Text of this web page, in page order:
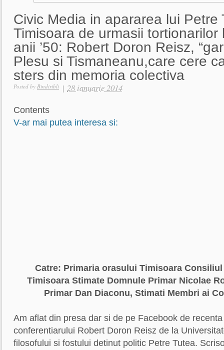
Civic Media in apararea lui Petre
Timisoara de urmasii tortionarilor
anii ’50: Robert Doron Reisz,
Plesu si Tismaneanu,care cere
sters din memoria colectiva
Posted by Bindiribli | 28 ianuarie 2014
Contents
V-ar mai putea interesa si:
Catre: Primaria orasului Timisoara
Timisoara Stimate Domnule Primar Nicolae
Primar Dan Diaconu, Stimati Membri ai
Am aflat din presa dar si de pe Facebook de
conferentiarului Robert Doron Reisz de la
filosofului si fostului detinut politic Petre Tutea.